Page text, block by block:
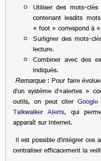
Utiliser des mots-
contenant lesdits
« foot » correspond à
Surligner des mots-
lecture.
Combiner avec des
indiqués.
Remarque: Pour faire
d’un système d’«alertes »
outils, on peut citer
Talkwalker Alerts, qui
apparaît sur Internet.
Il est possible d’intégrer ces
centraliser efficacement la